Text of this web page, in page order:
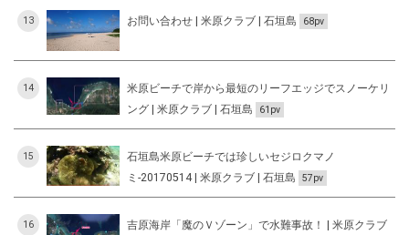
13 お問い合わせ | 米原クラブ | 石垣島 68pv
14
米原ビーチで岸から最短のリーフエッジでスノーケリ
ング | 米原クラブ | 石垣島
61pv
15
石垣島米原ビーチでは珍しいセジロクマノ
ミ-20170514 | 米原クラブ | 石垣島
57pv
16
吉原海岸「魔のＶゾーン」で水難事故！ | 米原クラブ